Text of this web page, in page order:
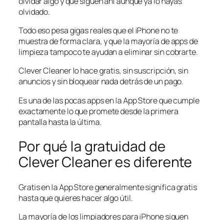
olvidado.
Todo eso pesa gigas reales que el iPhone no te
muestra de forma clara, y que la mayoría de apps de
limpieza tampoco te ayudan a eliminar sin cobrarte.
Clever Cleaner lo hace gratis, sin suscripción, sin
anuncios y sin bloquear nada detrás de un pago.
Es una de las pocas apps en la App Store que cumple
exactamente lo que promete desde la primera
pantalla hasta la última.
Por qué la gratuidad de
Clever Cleaner es diferente
Gratis en la App Store generalmente significa gratis
hasta que quieres hacer algo útil.
La mayoría de los limpiadores para iPhone siguen